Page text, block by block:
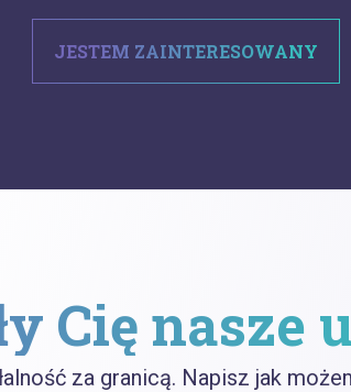
JESTEM ZAINTERESOWANY
Cię nasze
za granicą. Napisz jak